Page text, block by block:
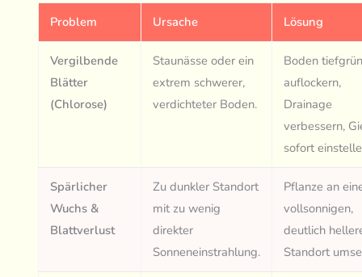
Problem Ursache Lösung
Vergilbende
Blätter
(Chlorose)
Staunässe oder ein
extrem schwerer,
verdichteter Boden.
Boden
auflockern,
Drainage
verbessern,
sofort
Spärlicher
Wuchs &
Blattverlust
Zu dunkler Standort
mit zu wenig
direkter
Sonneneinstrahlung.
Pflanze an
vollsonnigen,
deutlich
Standort